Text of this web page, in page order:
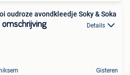
oudroze avondkleedje Soky & Soka
omschrijving Details
Gisteren